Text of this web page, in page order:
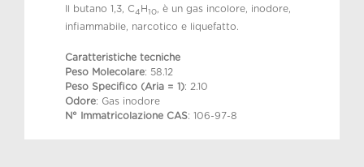
Il butano 1,3, C4 H 10, è un gas incolore, inodore,
infiammabile, narcotico e liquefatto.
Caratteristiche tecniche
Peso Molecolare: 58.12
Peso Specifico (Aria = 1): 2.10
Odore: Gas inodore
N° Immatricolazione CAS: 106-97-8